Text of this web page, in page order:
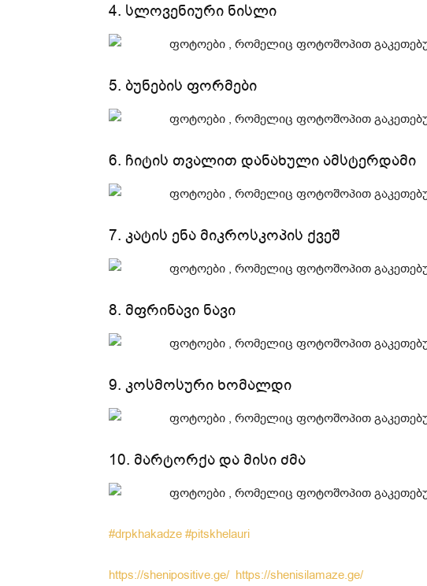
4. სლოვენიური ნისლი
5. ბუნების ფორმები
6. ჩიტის თვალით დანახული ამსტერდამი
7. კატის ენა მიკროსკოპის ქვეშ
8. მფრინავი ნავი
9. კოსმოსური ხომალდი
10. მარტორქა და მისი ძმა
#drpkhakadze #pitskhelauri
https://shenipositive.ge/ https://shenisilamaze.ge/